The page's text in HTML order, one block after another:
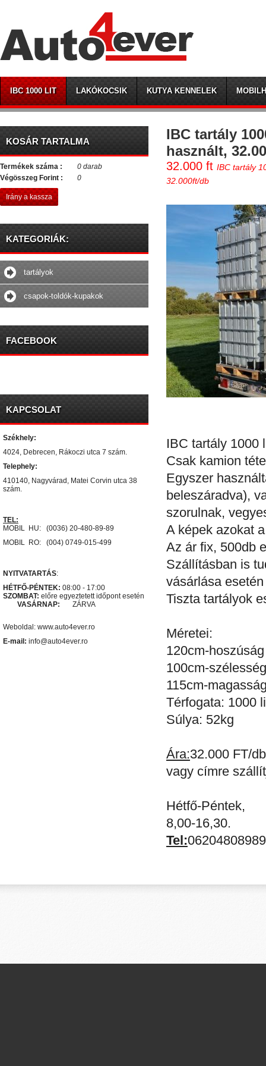
IBC 1000 LIT LAKÓKOCSIK KUTYA KENNELEK
KOSÁR TARTALMA
Termékek száma :
0 darab
Végösszeg Forint :
0
Irány a kassza
KATEGORIÁK:
tartályok
csapok-toldók-kupakok
FACEBOOK
KAPCSOLAT
Székhely:
4024, Debrecen, Rákoczi utca 7 szám.
Telephely:
410140, Nagyvárad, Matei Corvin utca 38
szám.
TEL:
MOBIL HU: (0036) 20-480-89-89
MOBIL RO: (004) 0749-015-499
NYITVATARTÁS:
HÉTFŐ-PÉNTEK: 08:00 - 17:00
SZOMBAT: előre egyeztetett időpont esetén
VASÁRNAP:
ZÁRVA
Weboldal: www.auto4ever.ro
E-mail: info@auto4ever.ro
IBC tartály
használt,
32.000 ft IBC tartály
32.000ft/db
IBC tartály 1000
Csak kamion
Egyszer
beleszáradva),
szorulnak,
A képek azokat
Az ár fix, 500db
Szállításban is
vásárlása
Tiszta tartályok
Méretei:
120cm-hoszúság
100cm-szélesség
115cm-
Térfogata: 1000
Súlya: 52kg
Ára:32.000 FT/
vagy címre
Hétfő-Péntek,
8,00-16,30.
Tel:06204808989